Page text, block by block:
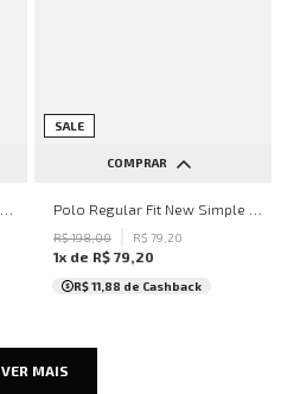
SALE
COMPRAR
PP P GG XGG
R$198,00 R$ 79 20
1x de R$ 79 20
R$ 11,88 de Cashback
VER MAIS